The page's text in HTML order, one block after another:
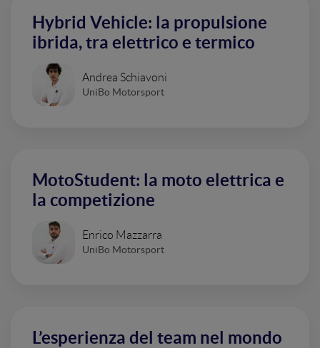
Hybrid Vehicle: la propulsione
ibrida, tra elettrico e termico
Andrea Schiavoni
UniBo Motorsport
MotoStudent: la moto elettrica e
la competizione
Enrico Mazzarra
UniBo Motorsport
L’esperienza del team nel mondo